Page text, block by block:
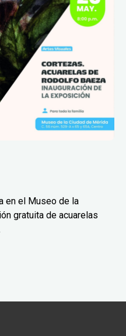
en el Museo de la
gratuita de acuarelas